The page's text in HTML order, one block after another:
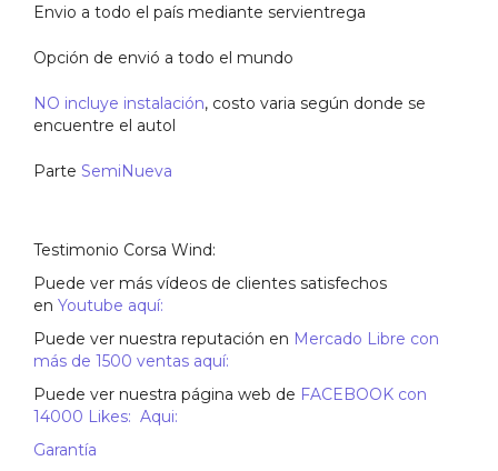
Envio a todo el país mediante servientrega
Opción de envió a todo el mundo
NO incluye instalación, costo varia según donde se
encuentre el autol
Parte SemiNueva
Testimonio Corsa Wind:
Puede ver más vídeos de clientes satisfechos
en Youtube aquí:
Puede ver nuestra reputación en Mercado Libre con
más de 1500 ventas aquí:
Puede ver nuestra página web de FACEBOOK con
14000 Likes: Aqui:
Garantía